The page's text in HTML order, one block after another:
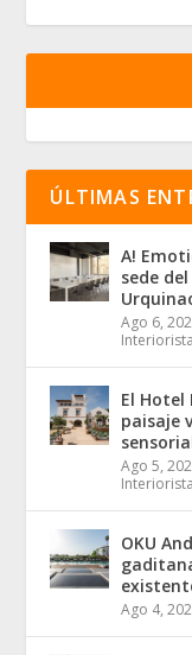
ÚLTIMAS
A!
sede
Ago 6,
El Hotel
paisaje
Ago 5,
OKU
Ago 4,